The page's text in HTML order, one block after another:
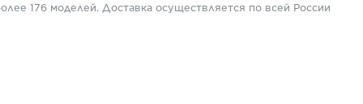
176 моделей. Доставка осуществляется по всей России